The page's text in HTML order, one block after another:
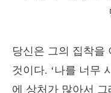
당신은 그의 집착을
것이다. ‘나를 너무
에 상처가 많아서 그